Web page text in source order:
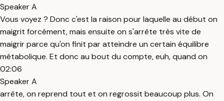
Speaker A
Vous voyez ? Donc c'est la raison pour laquelle au début on
maigrit forcément, mais ensuite on s'arrête très vite de
maigrir parce qu'on finit par atteindre un certain équilibre
métabolique. Et donc au bout du compte, euh, quand on
02:06
Speaker A
arrête, on reprend tout et on regrossit beaucoup plus. On